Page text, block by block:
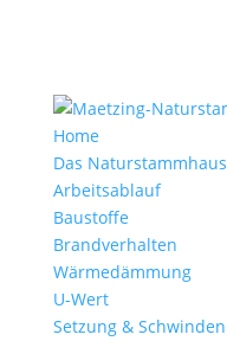
Home
Das Naturstammhaus
Arbeitsablauf
Baustoffe
Brandverhalten
Wärmedämmung
U-Wert
Setzung & Schwinden